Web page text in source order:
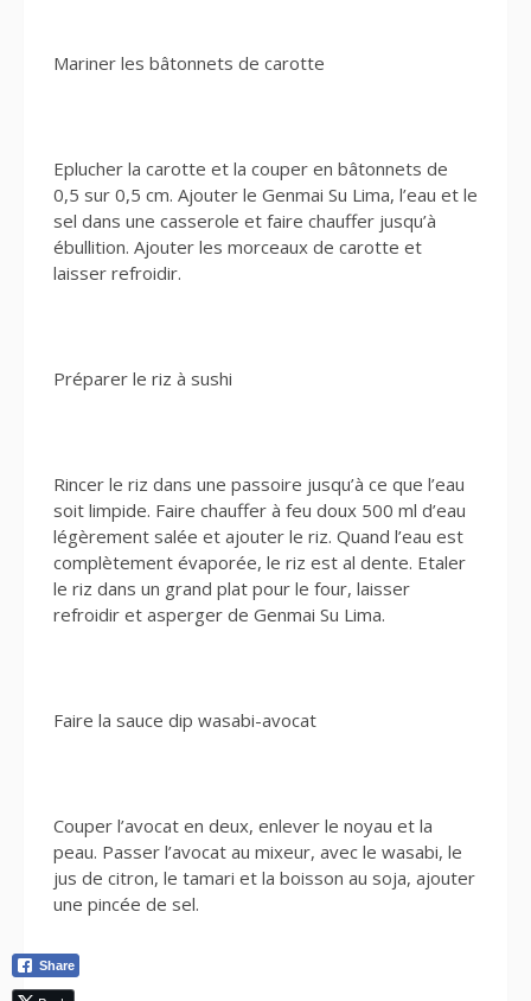
Mariner les bâtonnets de carotte
Eplucher la carotte et la couper en bâtonnets de
0,5 sur 0,5 cm. Ajouter le Genmai Su Lima, l’eau et le
sel dans une casserole et faire chauffer jusqu’à
ébullition. Ajouter les morceaux de carotte et
laisser refroidir.
Préparer le riz à sushi
Rincer le riz dans une passoire jusqu’à ce que l’eau
soit limpide. Faire chauffer à feu doux 500 ml d’eau
légèrement salée et ajouter le riz. Quand l’eau est
complètement évaporée, le riz est al dente. Etaler
le riz dans un grand plat pour le four, laisser
refroidir et asperger de Genmai Su Lima.
Faire la sauce dip wasabi-avocat
Couper l’avocat en deux, enlever le noyau et la
peau. Passer l’avocat au mixeur, avec le wasabi, le
jus de citron, le tamari et la boisson au soja, ajouter
une pincée de sel.
Share